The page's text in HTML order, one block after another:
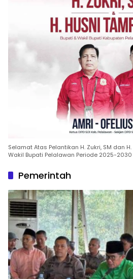
Selamat Atas Pelantikan H. Zukri, SM dan
Wakil Bupati Pelalawan Periode 2025-2030
Pemerintah